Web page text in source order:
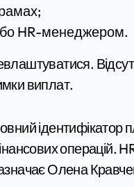
HR-менеджером.
виплат.
ідентифікатор
Олена